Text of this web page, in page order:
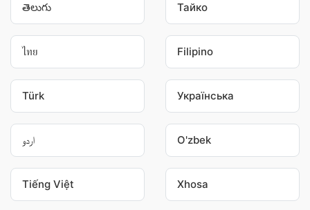
తెలుగు Тайко
ไทย Filipino
Türk Українська
اردو O'zbek
Tiếng Việt Xhosa